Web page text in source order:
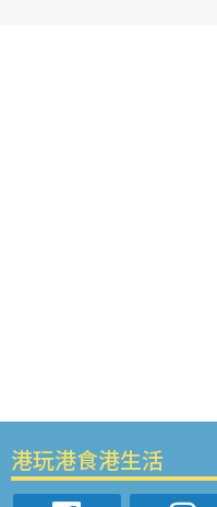
港玩港食港生活